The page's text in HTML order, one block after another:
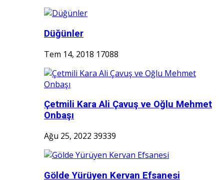
Düğünler
Tem 14, 2018 17088
Çetmili Kara Ali Çavuş ve Oğlu Mehmet
Onbaşı
Ağu 25, 2022 39339
Gölde Yürüyen Kervan Efsanesi